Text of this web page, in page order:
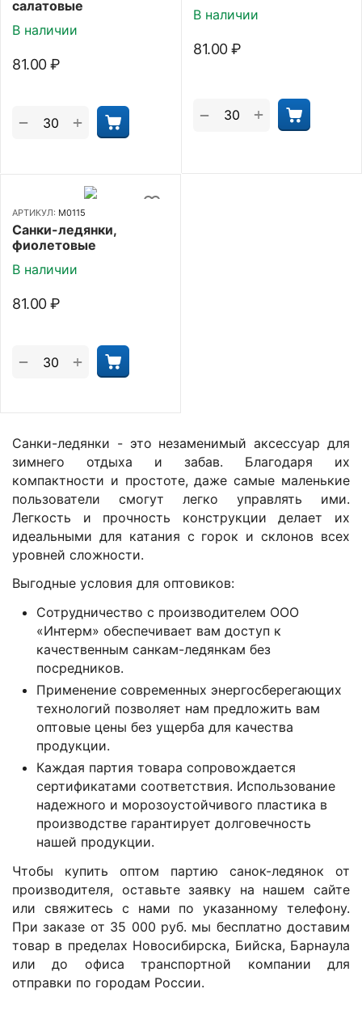
Санки-ледянки - это незаменимый аксессуар для
зимнего отдыха и забав. Благодаря их
компактности и простоте, даже самые маленькие
пользователи смогут легко управлять ими.
Легкость и прочность конструкции делает их
идеальными для катания с горок и склонов всех
уровней сложности.
Выгодные условия для оптовиков:
Сотрудничество с производителем ООО
«Интерм» обеспечивает вам доступ к
качественным санкам-ледянкам без
посредников.
Применение современных энергосберегающих
технологий позволяет нам предложить вам
оптовые цены без ущерба для качества
продукции.
Каждая партия товара сопровождается
сертификатами соответствия. Использование
надежного и морозоустойчивого пластика в
производстве гарантирует долговечность
нашей продукции.
Чтобы купить оптом партию санок-ледянок от
производителя, оставьте заявку на нашем сайте
или свяжитесь с нами по указанному телефону.
При заказе от 35 000 руб. мы бесплатно доставим
товар в пределах Новосибирска, Бийска, Барнаула
или до офиса транспортной компании для
отправки по городам России.
салатовые
В наличии
81.00 ₽
+
−
В наличии
81.00 ₽
+
−
АРТИКУЛ: М0115
Санки-ледянки,
фиолетовые
В наличии
81.00 ₽
+
−